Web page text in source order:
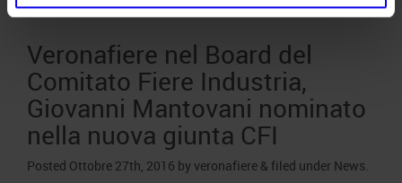
Veronafiere nel Board del
Comitato Fiere Industria,
Giovanni Mantovani nominato
nella nuova giunta CFI
Posted Ottobre 27th, 2016 by veronafiere & filed under News.